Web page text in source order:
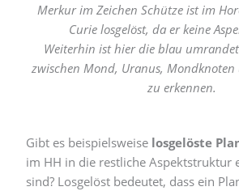
Merkur im Zeichen Schütze ist im
Curie losgelöst, da er keine
Weiterhin ist hier die blau
zwischen Mond, Uranus, Mondknoten
zu erkennen.
Gibt es beispielsweise losgelöste
im HH in die restliche Aspektstruktur
sind? Losgelöst bedeutet, dass ein